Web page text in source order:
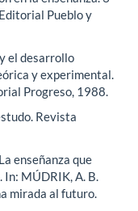
Pueblo y
el desarrollo
y experimental.
Progreso, 1988.
Revista
enseñanza que
MÚDRIK, A. B.
mirada al futuro.